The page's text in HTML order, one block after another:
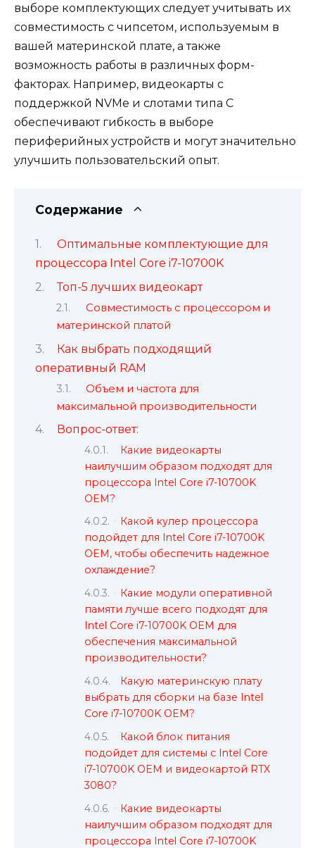
выборе комплектующих следует учитывать их
совместимость с чипсетом, используемым в
вашей материнской плате, а также
возможность работы в различных форм-
факторах. Например, видеокарты с
поддержкой NVMe и слотами типа С
обеспечивают гибкость в выборе
периферийных устройств и могут значительно
улучшить пользовательский опыт.
Содержание
Оптимальные комплектующие для
процессора Intel Core i7-10700K
Топ-5 лучших видеокарт
Совместимость с процессором и
материнской платой
Как выбрать подходящий
оперативный RAM
Объем и частота для
максимальной производительности
Вопрос-ответ:
Какие видеокарты
наилучшим образом подходят для
процессора Intel Core i7-10700K
OEM?
Какой кулер процессора
подойдет для Intel Core i7-10700K
OEM, чтобы обеспечить надежное
охлаждение?
Какие модули оперативной
памяти лучше всего подходят для
Intel Core i7-10700K OEM для
обеспечения максимальной
производительности?
Какую материнскую плату
выбрать для сборки на базе Intel
Core i7-10700K OEM?
Какой блок питания
подойдет для системы с Intel Core
i7-10700K OEM и видеокартой RTX
3080?
Какие видеокарты
наилучшим образом подходят для
процессора Intel Core i7-10700K